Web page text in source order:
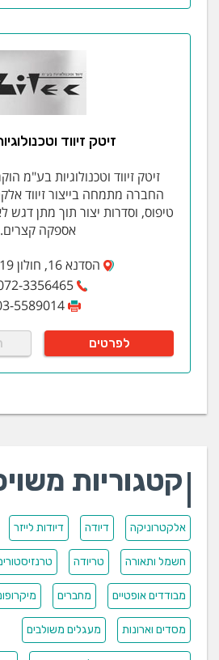
זיטק זיווד
החברה מתמחה בייצור זיווד
טיפוס, וסדרות יצור תוך מתן דגש
אספקה קצרים.
הסדנא 16, חולון 5881519
3356465
5589014
לפרטים
קטגוריות
אלקטרוניקה דיודה דיודות לייזר
חשמל ותאורה טריודה
מבודדים אופטיים מחברים
מסדים וארונות מעגלים משולבים